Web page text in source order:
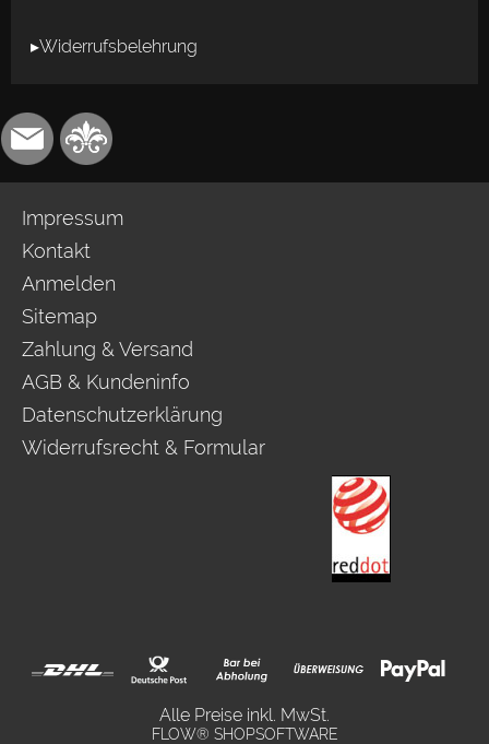
▸Widerrufsbelehrung
Impressum
Kontakt
Anmelden
Sitemap
Zahlung & Versand
AGB & Kundeninfo
Datenschutzerklärung
Widerrufsrecht & Formular
Alle Preise inkl. MwSt.
FLOW® SHOPSOFTWARE